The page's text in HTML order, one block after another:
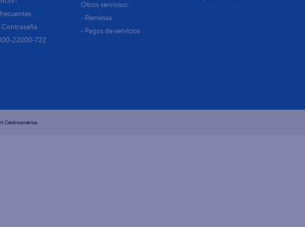
22000-722
Otros servicios:
- Remesas
- Pagos de servicios
Centroamérica.